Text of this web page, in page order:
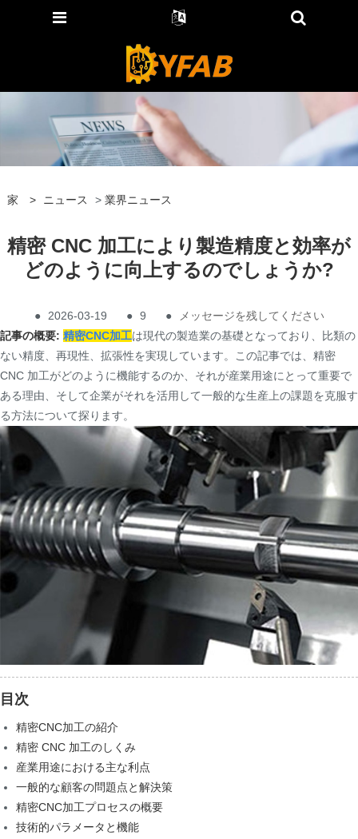
家 > ニュース > 業界ニュース
精密 CNC 加工により製造精度と効率が
どのように向上するのでしょうか?
● 2026-03-19 ● 9 ●
メッセージを残してください
記事の概要: 精密CNC加工は現代の製造業の基礎となっており、比類の
ない精度、再現性、拡張性を実現しています。この記事では、精密
CNC 加工がどのように機能するのか、それが産業用途にとって重要で
ある理由、そして企業がそれを活用して一般的な生産上の課題を克服す
る方法について探ります。
目次
精密CNC加工の紹介
精密 CNC 加工のしくみ
産業用途における主な利点
一般的な顧客の問題点と解決策
精密CNC加工プロセスの概要
技術的パラメータと機能